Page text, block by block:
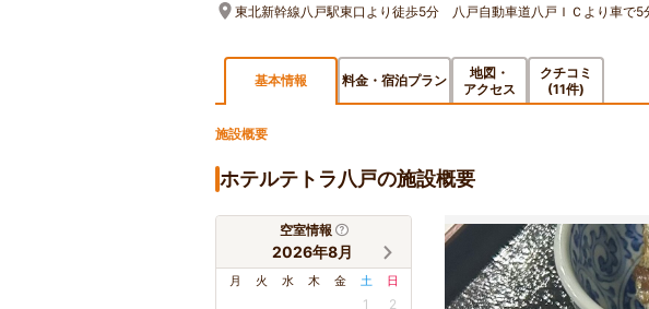
東北新幹線八戸駅東口より徒歩5分 八戸自動車道八戸ＩＣより車で5
基本情報 料金・宿泊プラン
地図・
アクセス
クチコミ
(11件)
施設概要
ホテルテトラ八戸の施設概要
空室情報
2026年8月
月 火 水 木 金 土 日
1 2